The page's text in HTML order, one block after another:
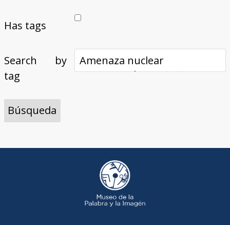
Has tags
Search by
tag